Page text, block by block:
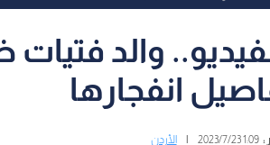
والد
انفجارها
:
1:09 2023/7/23 الأردن